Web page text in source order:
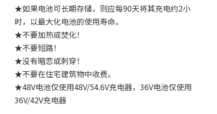
★如果电池可长期存储，则应每90天将其充电约2小
时，以最大化电池的使用寿命。
★不要加热或焚化！
★不要短路！
★没有暗恋或刺穿！
★不要在住宅建筑物中收费。
★48V电池仅使用48V/54.6V充电器，36V电池仅使用
36V/42V充电器